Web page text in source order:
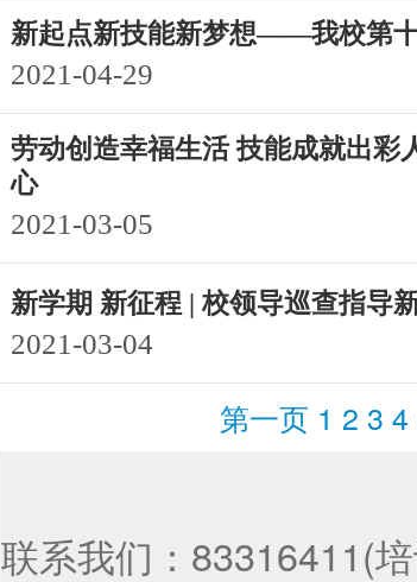
新起点新技能新梦想——我校第
2021-04-29
劳动创造幸福生活 技能成就出彩
心
2021-03-05
新学期 新征程 | 校领导巡查指导
2021-03-04
第一页 1 2 3 4
联系我们：83316411(